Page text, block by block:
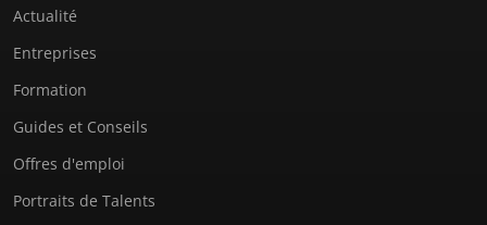
Actualité
Entreprises
Formation
Guides et Conseils
Offres d'emploi
Portraits de Talents